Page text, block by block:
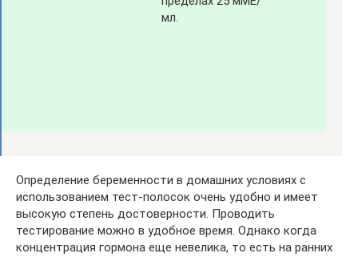
мл.
Определение беременности в домашних условиях с
использованием тест-полосок очень удобно и имеет
высокую степень достоверности. Проводить
тестирование можно в удобное время. Однако когда
концентрация гормона еще невелика, то есть на ранних